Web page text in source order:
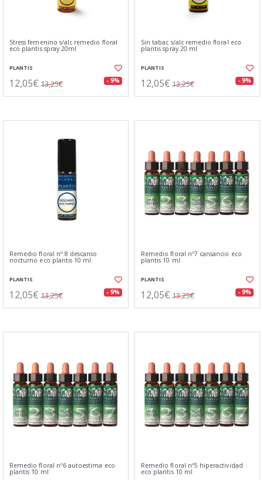
Stress femenino s/alc remedio floral
eco plantis spray 20ml
PLANTIS
12,05€ 13,25€ - 9%
Sin tabac s/alc remedio floral eco
plantis spray 20 ml
PLANTIS
12,05€ 13,25€ - 9%
Remedio floral nº 8 descanso
nocturno eco plantis 10 ml
PLANTIS
12,05€ 13,25€ - 9%
Remedio floral nº7 cansancio eco
plantis 10 ml
PLANTIS
12,05€ 13,25€ - 9%
Remedio floral nº6 autoestima eco
plantis 10 ml
Remedio floral nº5 hiperactividad
eco plantis 10 ml